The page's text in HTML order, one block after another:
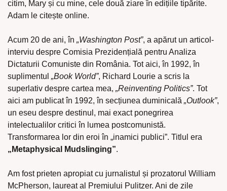
citim, Mary și cu mine, cele două ziare în edițiile tipărite.
Adam le citește online.
Acum 20 de ani, în „Washington Post”, a apărut un articol-
interviu despre Comisia Prezidențială pentru Analiza
Dictaturii Comuniste din România. Tot aici, în 1992, în
suplimentul „Book World”, Richard Lourie a scris la
superlativ despre cartea mea, „Reinventing Politics”. Tot
aici am publicat în 1992, în secțiunea duminicală „Outlook”,
un eseu despre destinul, mai exact ponegrirea
intelectualilor critici în lumea postcomunistă.
„Metaphysical Mudslinging”.
Am fost prieten apropiat cu jurnalistul și prozatorul William
McPherson, laureat al Premiului Pulitzer. Ani de zile